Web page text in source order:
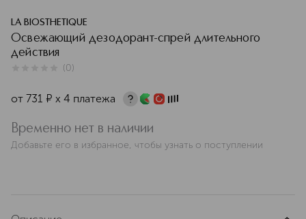
LA BIOSTHETIQUE
Освежающий дезодорант-спрей длительного
действия
(0)
от 731 ¤ х 4 платежа
Временно нет в наличии
Добавьте его в избранное, чтобы узнать о поступлении